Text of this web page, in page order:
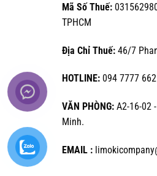
Mã Số Thuế:
TPHCM
Địa Chỉ Thuế:46/7
HOTLINE:094 7777 662
VĂN PHÒNG:A2-16-02
Minh.
EMAIL :